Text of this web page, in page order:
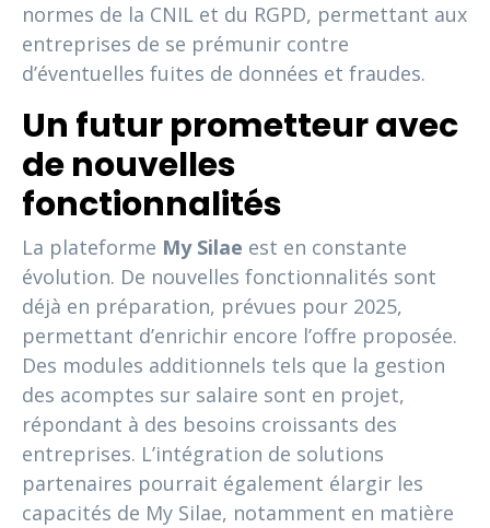
normes de la CNIL et du RGPD, permettant aux
entreprises de se prémunir contre
d’éventuelles fuites de données et fraudes.
Un futur prometteur avec
de nouvelles
fonctionnalités
La plateforme My Silae est en constante
évolution. De nouvelles fonctionnalités sont
déjà en préparation, prévues pour 2025,
permettant d’enrichir encore l’offre proposée.
Des modules additionnels tels que la gestion
des acomptes sur salaire sont en projet,
répondant à des besoins croissants des
entreprises. L’intégration de solutions
partenaires pourrait également élargir les
capacités de My Silae, notamment en matière